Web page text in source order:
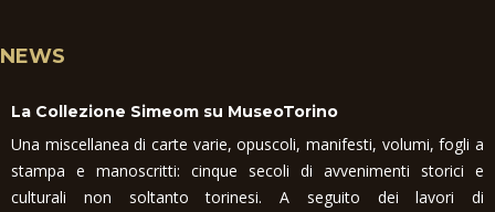
NEWS
La Collezione Simeom su MuseoTorino
Una miscellanea di carte varie, opuscoli, manifesti, volumi, fogli a
stampa e manoscritti: cinque secoli di avvenimenti storici e
culturali non soltanto torinesi. A seguito dei lavori di